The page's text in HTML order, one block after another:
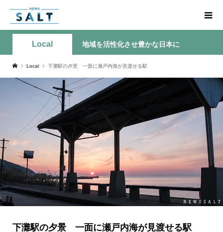
Local 地域を活性化させ豊かな日本に
Local 下灘駅の夕景 一面に瀬戸内海が見渡せる駅
下灘駅の夕景 一面に瀬戸内海が見渡せる駅